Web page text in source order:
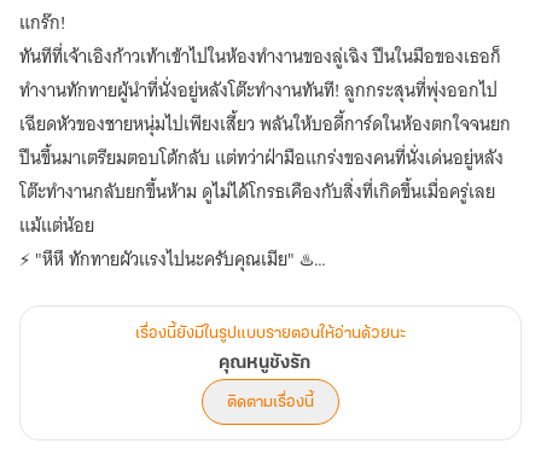
แกร๊ก!
ทันทีที่เจ้าเอิงก้าวเท้าเข้าไปในห้องทำงานของลู่เฉิง ปืนในมือของเธอก็
ทำงานทักทายผู้นำที่นั่งอยู่หลังโต๊ะทำงานทันที! ลูกกระสุนที่พุ่งออกไป
เฉียดหัวของชายหนุ่มไปเพียงเสี้ยว พลันให้บอดี้การ์ดในห้องตกใจจนยก
ปืนขึ้นมาเตรียมตอบโต้กลับ แต่ทว่าฝ่ามือแกร่งของคนที่นั่งเด่นอยู่หลัง
โต๊ะทำงานกลับยกขึ้นห้าม ดูไม่ได้โกรธเคืองกับสิ่งที่เกิดขึ้นเมื่อครู่เลย
แม้แต่น้อย
⚡ "หึหึ ทักทายผัวแรงไปนะครับคุณเมีย" ♨️
กระบาลของคุณเป๊ะ ๆ แน่นอน"เรื่องนี้ยังมีในรูปแบบรายตอนให้อ่านด้วยนะ
คุณหนูชังรัก
ติดตามเรื่องนี้